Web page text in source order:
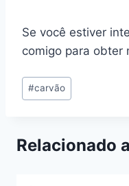
Se você estiver
comigo para obter
Post
Tags:
#carvão
Relacionado